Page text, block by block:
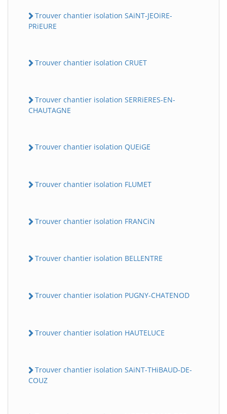
Trouver chantier isolation SAiNT-JEOiRE-
PRiEURE
Trouver chantier isolation CRUET
Trouver chantier isolation SERRiERES-EN-
CHAUTAGNE
Trouver chantier isolation QUEiGE
Trouver chantier isolation FLUMET
Trouver chantier isolation FRANCiN
Trouver chantier isolation BELLENTRE
Trouver chantier isolation PUGNY-CHATENOD
Trouver chantier isolation HAUTELUCE
Trouver chantier isolation SAiNT-THiBAUD-DE-
COUZ